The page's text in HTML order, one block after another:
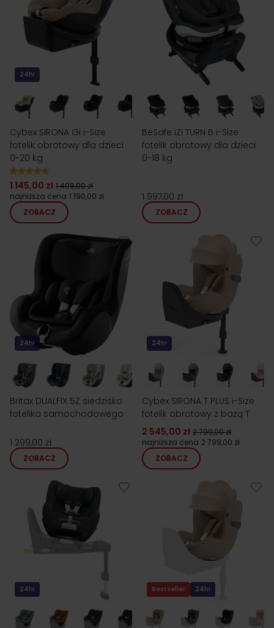
24h!
Cybex SIRONA Gi i-Size
fotelik obrotowy dla dzieci
0-20 kg
1 145,00 zł 1 498,00 zł
najniższa cena 1 190,00 zł
ZOBACZ
BeSafe iZi TURN B i-Size
fotelik obrotowy dla dzieci
0-18 kg
1 997,00 zł
ZOBACZ
24h!
Britax DUALFIX 5Z siedzisko
fotelika samochodowego
1 299,00 zł
ZOBACZ
24h!
Cybex SIRONA T PLUS i-Size
fotelik obrotowy z bazą T
2 545,00 zł 2 799,00 zł
najniższa cena 2 799,00 zł
ZOBACZ
24h! Bestseller 24h!